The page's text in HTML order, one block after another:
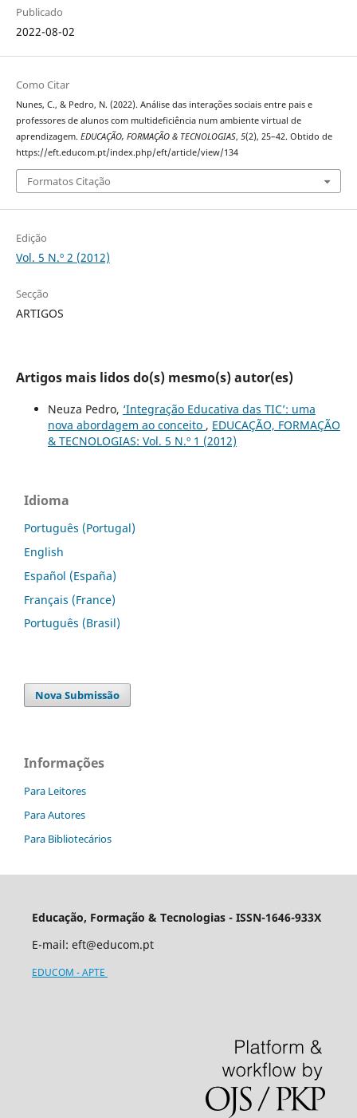
Publicado
2022-08-02
Como Citar
Nunes, C., & Pedro, N. (2022). Análise das interações sociais entre pais e
professores de alunos com multideficiência num ambiente virtual de
aprendizagem. EDUCAÇÃO, FORMAÇÃO & TECNOLOGIAS, 5(2), 25–42. Obtido de
https://eft.educom.pt/index.php/eft/article/view/134
Formatos Citação
Edição
Vol. 5 N.º 2 (2012)
Secção
ARTIGOS
Artigos mais lidos do(s) mesmo(s) autor(es)
Neuza Pedro, ‘Integração Educativa das TIC’: uma
nova abordagem ao conceito , EDUCAÇÃO, FORMAÇÃO
& TECNOLOGIAS: Vol. 5 N.º 1 (2012)
Idioma
Português (Portugal)
English
Español (España)
Français (France)
Português (Brasil)
Nova Submissão
Informações
Para Leitores
Para Autores
Para Bibliotecários
Educação, Formação & Tecnologias - ISSN-1646-933X
E-mail: eft@educom.pt
EDUCOM - APTE